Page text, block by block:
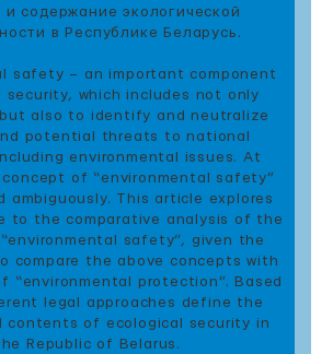
и содержание экологической
в Республике Беларусь.
safety – an important component
which includes not only
also to identify and neutralize
potential threats to national
environmental issues. At
of “environmental safety”
ambiguously. This article explores
to the comparative analysis of the
safety”, given the
compare the above concepts with
“environmental protection”. Based
legal approaches define the
contents of ecological security in
Republic of Belarus.